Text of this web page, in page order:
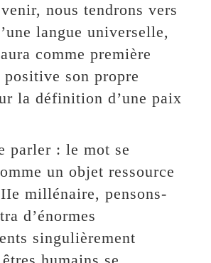
nous tendrons vers
langue universelle,
comme première
positive son propre
la définition d’une paix
parler : le mot se
un objet ressource
millénaire, pensons-
d’énormes
singulièrement